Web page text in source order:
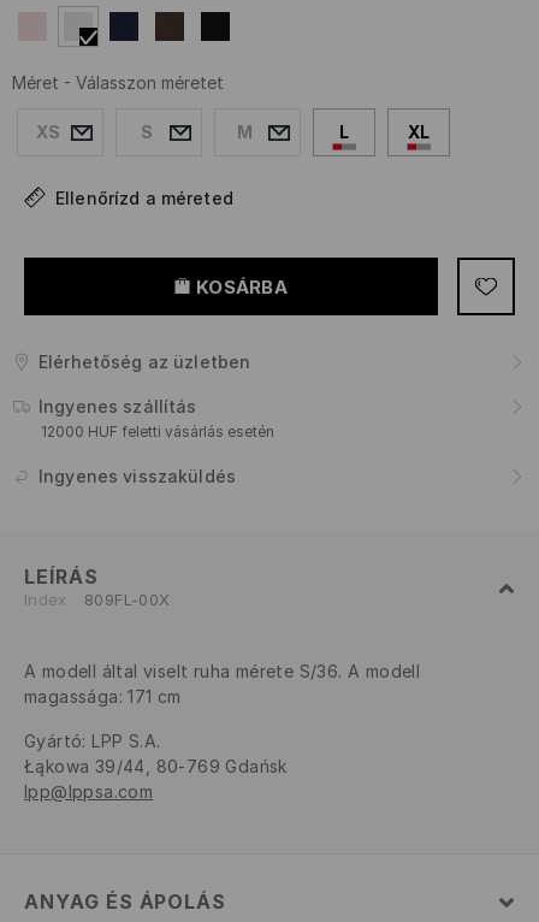
Méret - Válasszon méretet
XS S M L XL
Ellenőrízd a méreted
KOSÁRBA
Elérhetőség az üzletben
Ingyenes szállítás
12000 HUF feletti vásárlás esetén
Ingyenes visszaküldés
LEÍRÁS
Index 809FL-00X
A modell által viselt ruha mérete S/36. A modell
magassága: 171 cm
Gyártó: LPP S.A.
Łąkowa 39/44, 80-769 Gdańsk
lpp@lppsa.com
ANYAG ÉS ÁPOLÁS